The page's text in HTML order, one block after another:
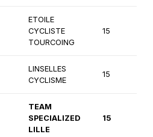
ETOILE
CYCLISTE
TOURCOING
15
LINSELLES
CYCLISME
15
TEAM
SPECIALIZED
LILLE
15